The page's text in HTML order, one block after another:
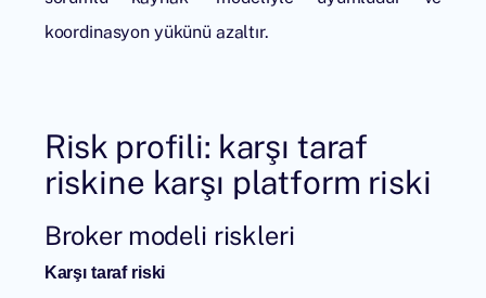
koordinasyon yükünü azaltır.
Risk profili: karşı taraf
riskine karşı platform riski
Broker modeli riskleri
Karşı taraf riski